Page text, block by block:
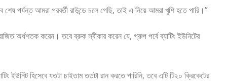
পর্যন্ত আমরা পরবর্তী রাউন্ডে চলে গেছি, তাই এ নিয়ে আমরা খুশি হতে পারি।”
অর্ধশতক করেন। তবে ব্রুক স্বীকার করেন যে, গ্রুপ পর্বে ব্যাটিং ইউনিটের
ইউনিট হিসেবে যতটা চাইতাম ততটা রান করতে পারিনি, তবে এটি টি২০ ক্রিকেটের